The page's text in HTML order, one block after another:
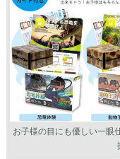
お子様の目にも優しい一眼